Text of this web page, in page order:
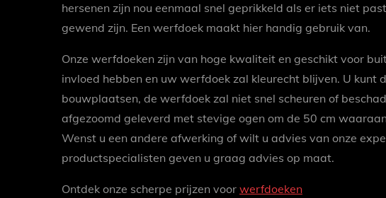
hersenen zijn nou eenmaal snel geprikkeld als er iets niet
gewend zijn. Een werfdoek maakt hier handig gebruik van.
Onze werfdoeken zijn van hoge kwaliteit en geschikt voor
invloed hebben en uw werfdoek zal kleurecht blijven. U kunt
bouwplaatsen, de werfdoek zal niet snel scheuren of
afgezoomd geleverd met stevige ogen om de 50 cm
Wenst u een andere afwerking of wilt u advies van onze
productspecialisten geven u graag advies op maat.
Ontdek onze scherpe prijzen voor werfdoeken